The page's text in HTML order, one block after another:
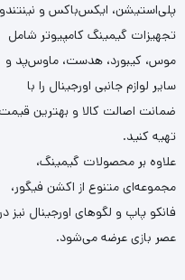
پلی‌استیشن، ایکس‌باکس و
تجهیزات گیمینگ کامپیوتر شامل
موس، کیبورد، هدست، ماوس‌پد و
سایر لوازم جانبی اورجینال را با
ضمانت اصالت کالا و بهترین قیمت
تهیه کنید.
علاوه بر محصولات گیمینگ،
مجموعه‌ای متنوع از اکشن فیگور،
فانکو پاپ و لگوهای اورجینال نیز در
عصر بازی عرضه می‌شود.